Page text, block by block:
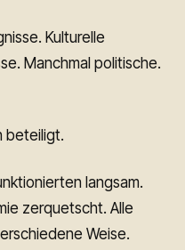
Kulturelle
Manchmal politische.
beteiligt.
langsam.
zerquetscht. Alle
Weise.